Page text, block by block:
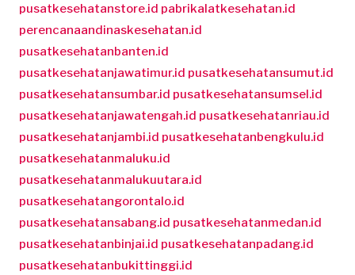
pusatkesehatanstore.id pabrikalatkesehatan.id
perencanaandinaskesehatan.id
pusatkesehatanbanten.id
pusatkesehatanjawatimur.id pusatkesehatansumut.id
pusatkesehatansumbar.id pusatkesehatansumsel.id
pusatkesehatanjawatengah.id pusatkesehatanriau.id
pusatkesehatanjambi.id pusatkesehatanbengkulu.id
pusatkesehatanmaluku.id
pusatkesehatanmalukuutara.id
pusatkesehatangorontalo.id
pusatkesehatansabang.id pusatkesehatanmedan.id
pusatkesehatanbinjai.id pusatkesehatanpadang.id
pusatkesehatanbukittinggi.id